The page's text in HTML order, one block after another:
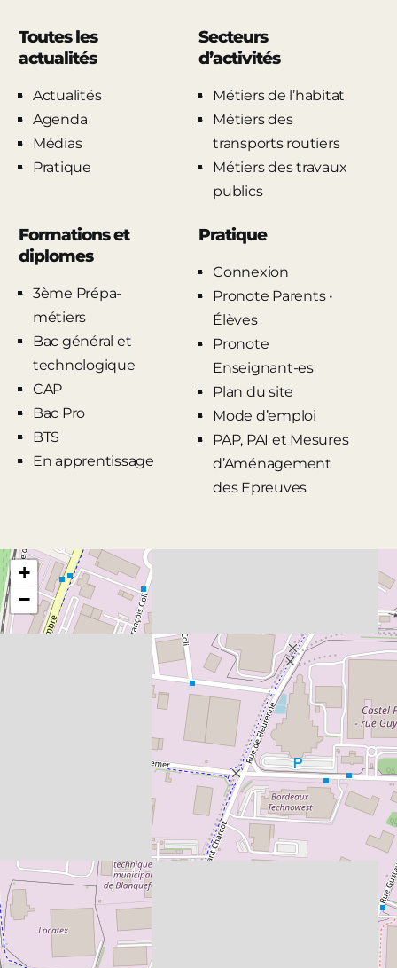
Toutes les
actualités
Actualités
Agenda
Médias
Pratique
Secteurs
d’activités
Métiers de l’habitat
Métiers des
transports routiers
Métiers des travaux
publics
Formations et
diplomes
3ème Prépa-
métiers
Bac général et
technologique
CAP
Bac Pro
BTS
En apprentissage
Pratique
Connexion
Pronote Parents •
Élèves
Pronote
Enseignant-es
Plan du site
Mode d’emploi
PAP, PAI et Mesures
d’Aménagement
des Epreuves
+
−